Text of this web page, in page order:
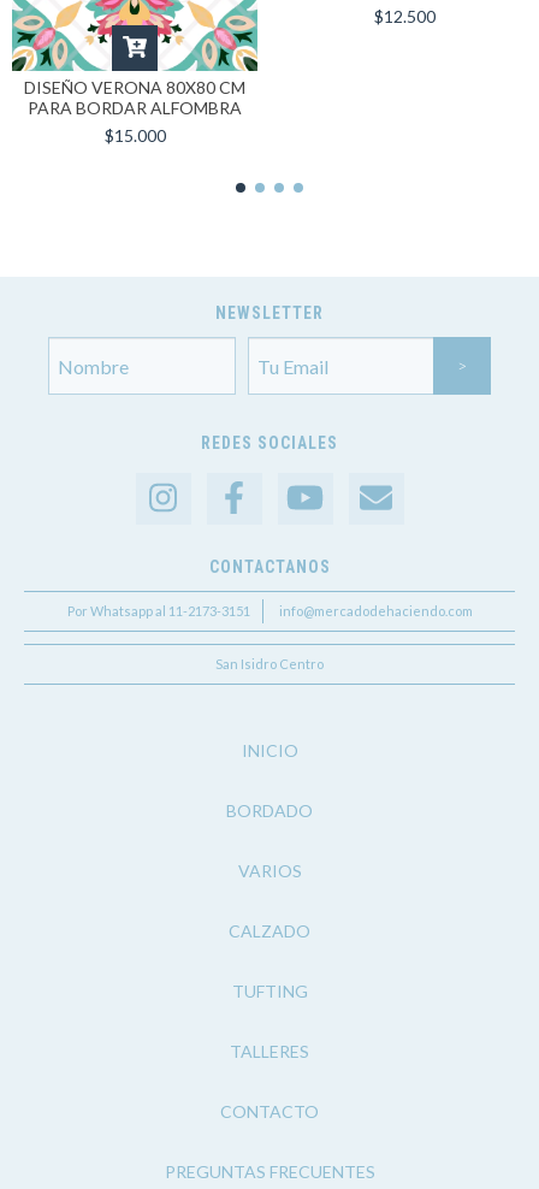
DISEÑO VERONA 80X80 CM
PARA BORDAR ALFOMBRA
$15.000
$12.500
NEWSLETTER
REDES SOCIALES
CONTACTANOS
Por Whatsapp al 11-2173-3151 info@mercadodehaciendo.com
San Isidro Centro
INICIO
BORDADO
VARIOS
CALZADO
TUFTING
TALLERES
CONTACTO
PREGUNTAS FRECUENTES